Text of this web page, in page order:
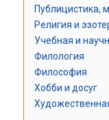
Публицистика,
Религия и
Учебная и
Филология
Философия
Хобби и досуг